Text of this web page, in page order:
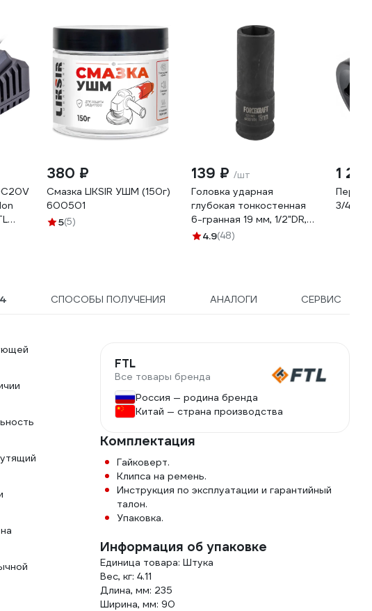
380 ₽
Смазка LIKSIR УШМ (150г)
600501
5(5)
139 ₽ /шт
Головка ударная
глубокая тонкостенная
6-гранная 19 мм, 1/2"DR,
85 мм Forcekraft FK-
4.9(48)
1
3/4
4 СПОСОБЫ ПОЛУЧЕНИЯ АНАЛОГИ СЕРВИС
FTL
Все товары бренда
Россия — родина бренда
Китай — страна производства
Комплектация
Гайковерт.
Клипса на ремень.
Инструкция по эксплуатации и гарантийный
талон.
Упаковка.
Информация об упаковке
Единица товара: Штука
Вес, кг: 4.11
Длина, мм: 235
Ширина, мм: 90